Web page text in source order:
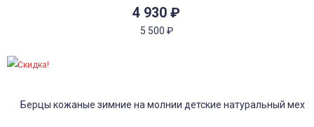
4 930 ₽
5 500 ₽
Скидка!